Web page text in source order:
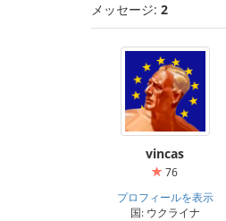
メッセージ: 2
vincas
76
プロフィールを表示
国: ウクライナ